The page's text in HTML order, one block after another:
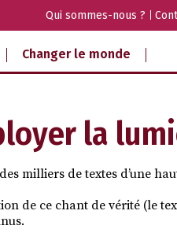
Qui sommes-nous ?
Changer le monde
la
milliers de textes d’une
de ce chant de vérité (le